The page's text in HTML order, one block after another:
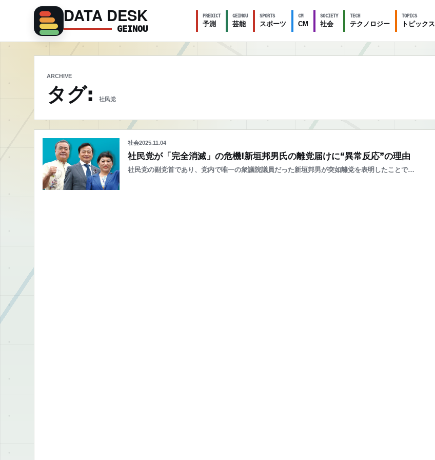
DATA DESK
GEINOU
PREDICT
予測
GEINOU
芸能
SPORTS
スポーツ
CM
CM
SOCIETY
社会
TECH
テクノロジー
TOPICS
トピックス
ARCHIVE
タグ: 社民党
社会2025.11.04
社民党が「完全消滅」の危機!新垣邦男氏の離党届けに“異常反応”の理由
社民党の副党首であり、党内で唯一の衆議院議員だった新垣邦男が突如離党を表明したことで…